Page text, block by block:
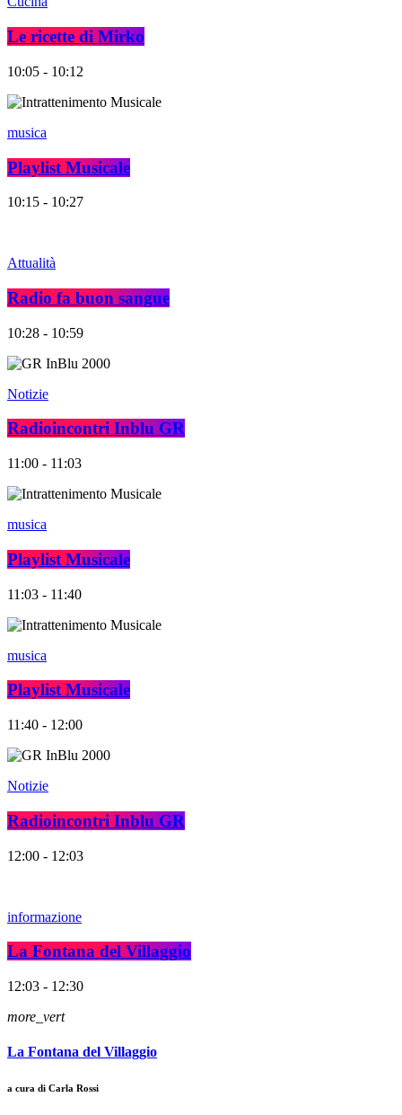
Le ricette di Mirko
10:05 - 10:12
musica
Playlist Musicale
10:15 - 10:27
Attualità
Radio fa buon sangue
10:28 - 10:59
Notizie
Radioincontri Inblu GR
11:00 - 11:03
musica
Playlist Musicale
11:03 - 11:40
musica
Playlist Musicale
11:40 - 12:00
Notizie
Radioincontri Inblu GR
12:00 - 12:03
informazione
La Fontana del Villaggio
12:03 - 12:30
more_vert
La Fontana del Villaggio
a cura di Carla Rossi